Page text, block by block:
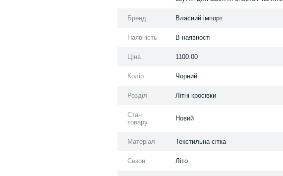
Бренд Власний імпорт
Наявність В наявності
Ціна 1100.00
Колір Чорний
Розділ Літні кросівки
Стан
товару
Новий
Матеріал Текстильна сітка
Сезон Літо